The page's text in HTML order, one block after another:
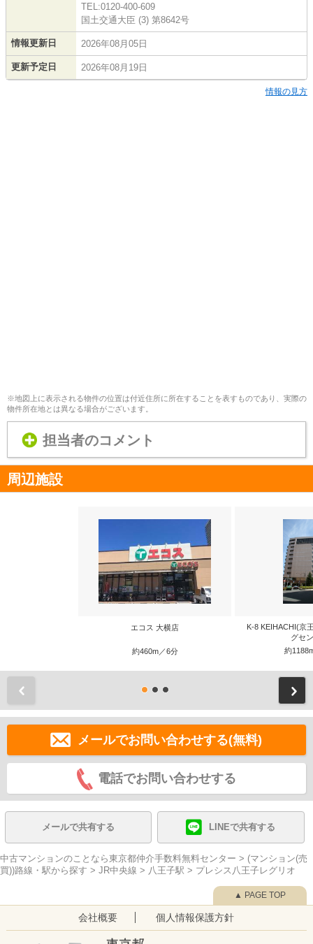
TEL:0120-400-609
国土交通大臣 (3) 第8642号
情報更新日 2026年08月05日
更新予定日 2026年08月19日
情報の見方
※地図上に表示される物件の位置は付近住所に所在することを表すものであり、実際の
物件所在地とは異なる場合がございます。
担当者のコメント
周辺施設
エコス 大横店
約460m／6分
K-8 KEIHACHI(京
グセ
約
メールでお問い合わせする(無料)
電話でお問い合わせする
メールで共有する LINEで共有する
中古マンションのことなら東京都仲介手数料無料センター > (マンション(売
買))路線・駅から探す > JR中央線 > 八王子駅 > プレシス八王子レグリオ
会社概要 個人情報保護方針
▲ PAGE TOP